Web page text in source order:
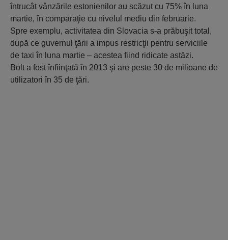
întrucât vânzările estonienilor au scăzut cu 75% în luna
martie, în comparaţie cu nivelul mediu din februarie.
Spre exemplu, activitatea din Slovacia s-a prăbuşit total,
după ce guvernul ţării a impus restricţii pentru serviciile
de taxi în luna martie – acestea fiind ridicate astăzi.
Bolt a fost înfiinţată în 2013 şi are peste 30 de milioane de
utilizatori în 35 de ţări.